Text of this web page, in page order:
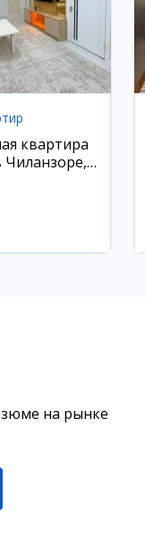
квартира
Чиланзоре,
на рынке